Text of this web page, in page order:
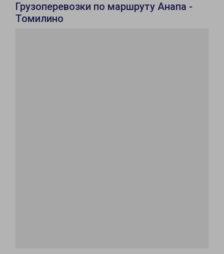
Грузоперевозки по маршруту Анапа -
Томилино